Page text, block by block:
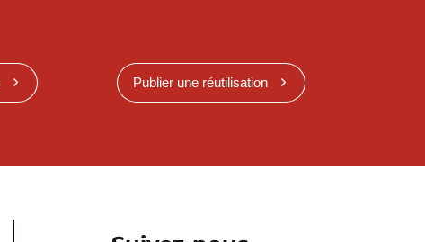
Publier une réutilisation